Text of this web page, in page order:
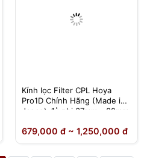
Kính lọc Filter CPL Hoya
Pro1D Chính Hãng (Made in
Japan) đủ phi 37mm - 82mm
679,000 đ ~ 1,250,000 đ